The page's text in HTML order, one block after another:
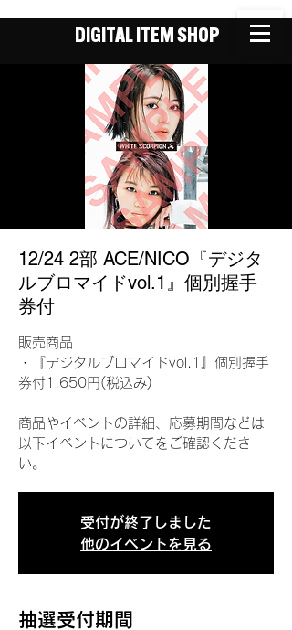
DIGITAL ITEM SHOP
12/24 2部 ACE/NICO『デジタ
ルブロマイドvol.1』個別握手
券付
販売商品
・『デジタルブロマイドvol.1』個別握手
券付1,650円(税込み)
商品やイベントの詳細、応募期間などは
以下イベントについてをご確認くださ
い。
受付が終了しました
他のイベントを見る
抽選受付期間